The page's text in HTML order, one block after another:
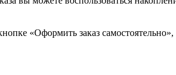
«Оформить заказ